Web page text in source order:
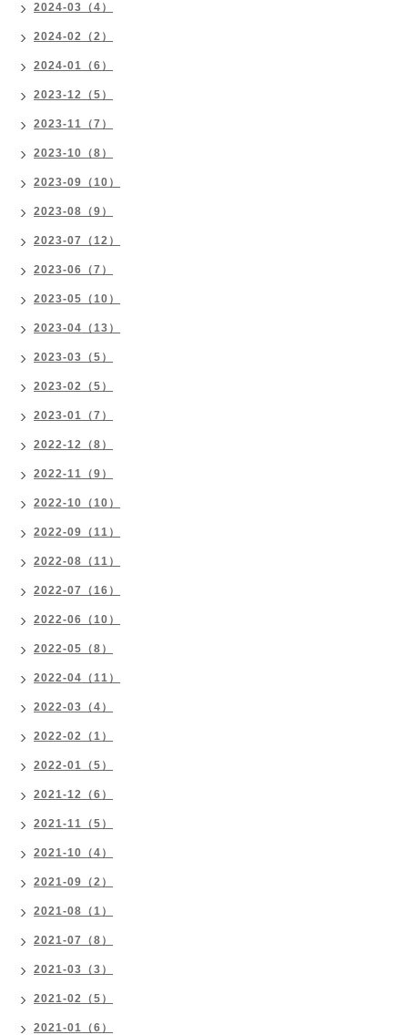
2024-03（4）
2024-02（2）
2024-01（6）
2023-12（5）
2023-11（7）
2023-10（8）
2023-09（10）
2023-08（9）
2023-07（12）
2023-06（7）
2023-05（10）
2023-04（13）
2023-03（5）
2023-02（5）
2023-01（7）
2022-12（8）
2022-11（9）
2022-10（10）
2022-09（11）
2022-08（11）
2022-07（16）
2022-06（10）
2022-05（8）
2022-04（11）
2022-03（4）
2022-02（1）
2022-01（5）
2021-12（6）
2021-11（5）
2021-10（4）
2021-09（2）
2021-08（1）
2021-07（8）
2021-03（3）
2021-02（5）
2021-01（6）